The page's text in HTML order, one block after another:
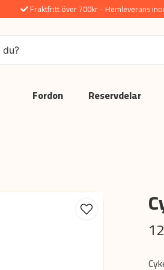
Fraktfritt över 700kr - Hemleverans
Fordon Reservdelar